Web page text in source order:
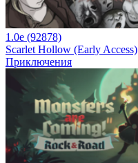
1.0e (92878)
Scarlet Hollow (Early Access)
Приключения